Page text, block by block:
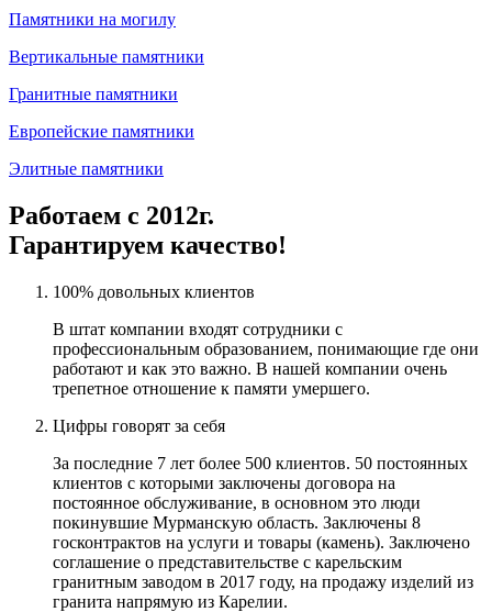
Памятники на могилу
Вертикальные памятники
Гранитные памятники
Европейские памятники
Элитные памятники
Работаем с 2012г.
Гарантируем качество!
100% довольных клиентов
В штат компании входят сотрудники с
профессиональным образованием, понимающие где они
работают и как это важно. В нашей компании очень
трепетное отношение к памяти умершего.
Цифры говорят за себя
За последние 7 лет более 500 клиентов. 50 постоянных
клиентов с которыми заключены договора на
постоянное обслуживание, в основном это люди
покинувшие Мурманскую область. Заключены 8
госконтрактов на услуги и товары (камень). Заключено
соглашение о представительстве с карельским
гранитным заводом в 2017 году, на продажу изделий из
гранита напрямую из Карелии.